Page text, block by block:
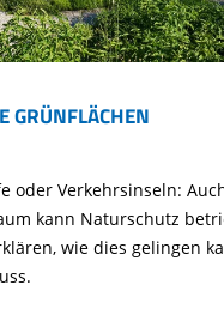
GRÜNFLÄCHEN
oder Verkehrsinseln:
kann Naturschutz
wie dies gelingen